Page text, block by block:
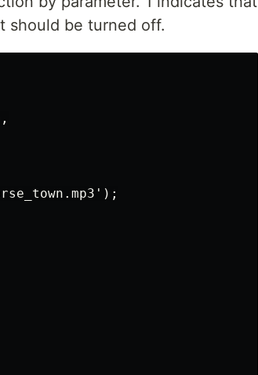
should be turned off.